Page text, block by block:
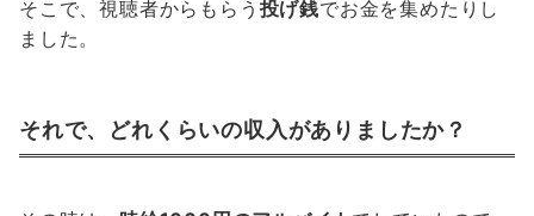
そこで、視聴者からもらう 投げ銭でお金を集めたりし
ました。
それで、どれくらいの収入がありましたか？